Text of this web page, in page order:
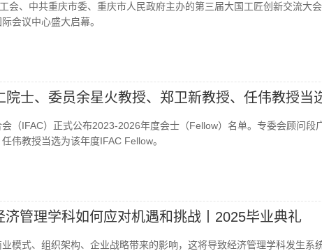
会、中共重庆市委、重庆市人民政府主办的第三届大国工匠创新交流大
会议中心盛大启幕。
院士、委员余星火教授、郑卫新教授、任伟教授当
会（IFAC）正式公布2023-2026年度会士（Fellow）名单。专委会顾问段
伟教授当选为该年度IFAC Fellow。
济管理学科如何应对机遇和挑战丨2025毕业典礼
模式、组织架构、企业战略带来的影响，这将导致经济管理学科发生系